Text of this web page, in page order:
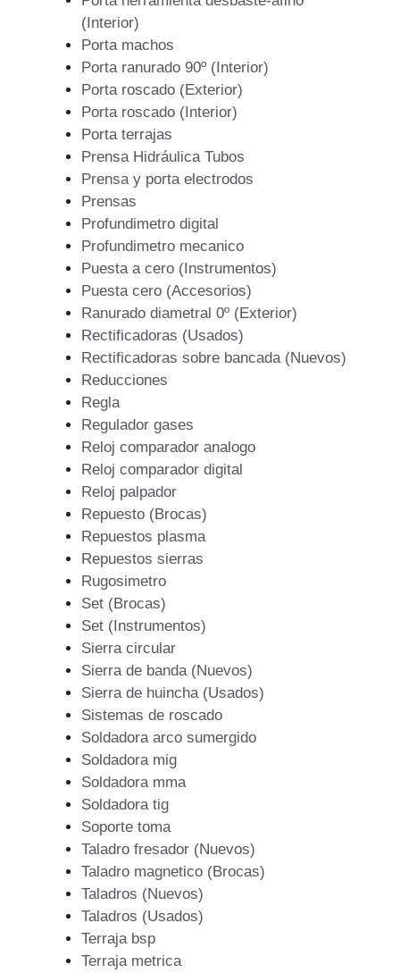
(Interior)
Porta machos
Porta ranurado 90º (Interior)
Porta roscado (Exterior)
Porta roscado (Interior)
Porta terrajas
Prensa Hidráulica Tubos
Prensa y porta electrodos
Prensas
Profundimetro digital
Profundimetro mecanico
Puesta a cero (Instrumentos)
Puesta cero (Accesorios)
Ranurado diametral 0º (Exterior)
Rectificadoras (Usados)
Rectificadoras sobre bancada (Nuevos)
Reducciones
Regla
Regulador gases
Reloj comparador analogo
Reloj comparador digital
Reloj palpador
Repuesto (Brocas)
Repuestos plasma
Repuestos sierras
Rugosimetro
Set (Brocas)
Set (Instrumentos)
Sierra circular
Sierra de banda (Nuevos)
Sierra de huincha (Usados)
Sistemas de roscado
Soldadora arco sumergido
Soldadora mig
Soldadora mma
Soldadora tig
Soporte toma
Taladro fresador (Nuevos)
Taladro magnetico (Brocas)
Taladros (Nuevos)
Taladros (Usados)
Terraja bsp
Terraja metrica